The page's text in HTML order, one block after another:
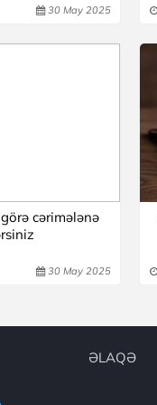
30 May 2025
cərimələnə
30 May 2025
ƏLAQƏ